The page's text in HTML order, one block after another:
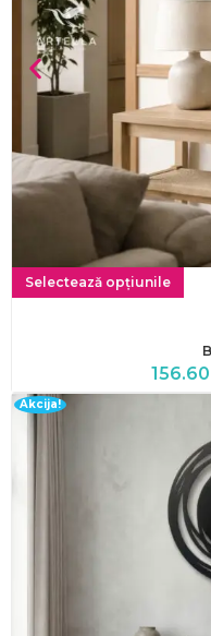
Selectează opțiunile
156.60
Akcija!